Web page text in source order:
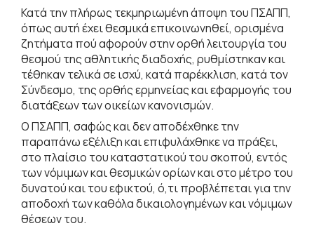
Κατά την πλήρως τεκμηριωμένη άποψη του ΠΣΑΠΠ,
όπως αυτή έχει θεσμικά επικοινωνηθεί, ορισμένα
ζητήματα πού αφορούν στην ορθή λειτουργία του
θεσμού της αθλητικής διαδοχής, ρυθμίστηκαν και
τέθηκαν τελικά σε ισχύ, κατά παρέκκλιση, κατά τον
Σύνδεσμο, της ορθής ερμηνείας και εφαρμογής του
διατάξεων των οικείων κανονισμών.
Ο ΠΣΑΠΠ, σαφώς και δεν αποδέχθηκε την
παραπάνω εξέλιξη και επιφυλάχθηκε να πράξει,
στο πλαίσιο του καταστατικού του σκοπού, εντός
των νόμιμων και θεσμικών ορίων και στο μέτρο του
δυνατού και του εφικτού, ό,τι προβλέπεται για την
αποδοχή των καθόλα δικαιολογημένων και νόμιμων
θέσεων του.